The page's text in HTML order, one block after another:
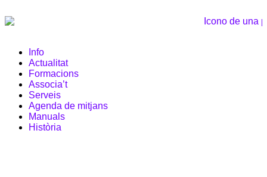
Info
Actualitat
Formacions
Associa’t
Serveis
Agenda de mitjans
Manuals
Història